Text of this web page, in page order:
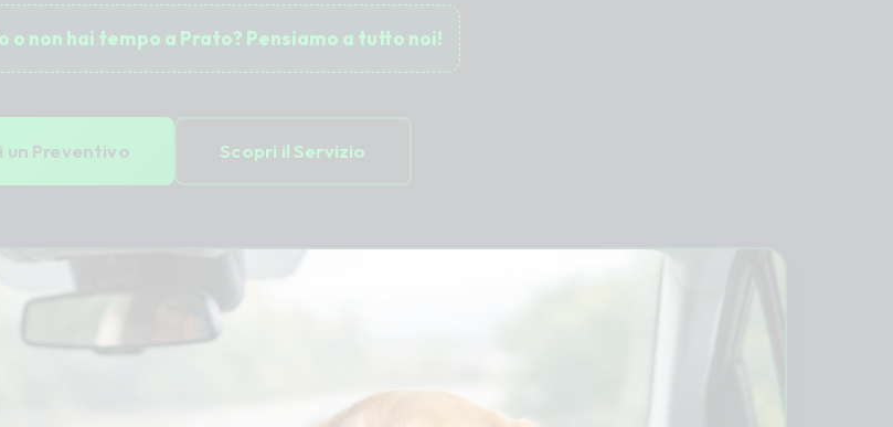
o non hai tempo a Prato? Pensiamo a tutto noi!
un Preventivo Scopri il Servizio